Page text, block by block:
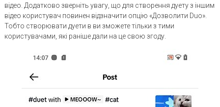
відео. Додатково зверніть увагу, що для створення дуету з іншим
відео користувач повинен відзначити опцію «Дозволити Duo».
Тобто створювати дуети в ви зможете тільки з тими
користувачами, які раніше дали на це свою згоду.